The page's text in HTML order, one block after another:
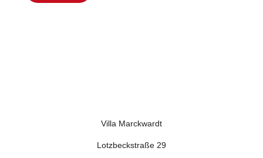
Villa Marckwardt
Lotzbeckstraße 29